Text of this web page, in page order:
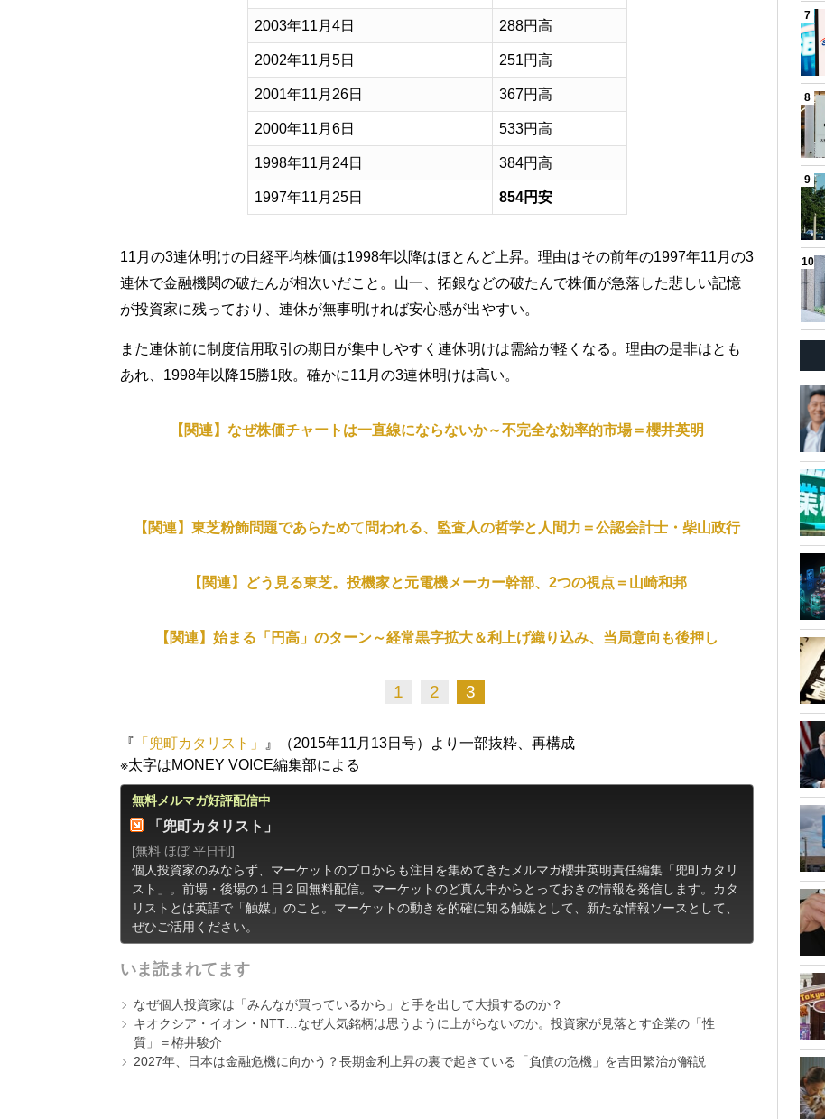
2003年11月4日 288円高
2002年11月5日 251円高
2001年11月26日 367円高
2000年11月6日 533円高
1998年11月24日 384円高
1997年11月25日 854円安
11月の3連休明けの日経平均株価は1998年以降はほとんど上昇。理由はその前年の1997年11月の3
連休で金融機関の破たんが相次いだこと。山一、拓銀などの破たんで株価が急落した悲しい記憶
が投資家に残っており、連休が無事明ければ安心感が出やすい。
また連休前に制度信用取引の期日が集中しやすく連休明けは需給が軽くなる。理由の是非はとも
あれ、1998年以降15勝1敗。確かに11月の3連休明けは高い。
【関連】なぜ株価チャートは一直線にならないか～不完全な効率的市場＝櫻井英明
【関連】東芝粉飾問題であらためて問われる、監査人の哲学と人間力＝公認会計士・柴山政行
【関連】どう見る東芝。投機家と元電機メーカー幹部、2つの視点＝山崎和邦
【関連】始まる「円高」のターン～経常黒字拡大＆利上げ織り込み、当局意向も後押し
1 2 3
『 「兜町カタリスト」
』（2015年11月13日号）より一部抜粋、再構成
※太字はMONEY VOICE編集部による
無料メルマガ好評配信中
「兜町カタリスト」
[無料 ほぼ 平日刊]
個人投資家のみならず、マーケットのプロからも注目を集めてきたメルマガ櫻井英明責任編集「兜町カタリ
スト」。前場・後場の１日２回無料配信。マーケットのど真ん中からとっておきの情報を発信します。カタ
リストとは英語で「触媒」のこと。マーケットの動きを的確に知る触媒として、新たな情報ソースとして、
ぜひご活用ください。
いま読まれてます
なぜ個人投資家は「みんなが買っているから」と手を出して大損するのか？
キオクシア・イオン・NTT…なぜ人気銘柄は思うように上がらないのか。投資家が見落とす企業の「性
質」＝栫井駿介
2027年、日本は金融危機に向かう？長期金利上昇の裏で起きている「負債の危機」を吉田繁治が解説